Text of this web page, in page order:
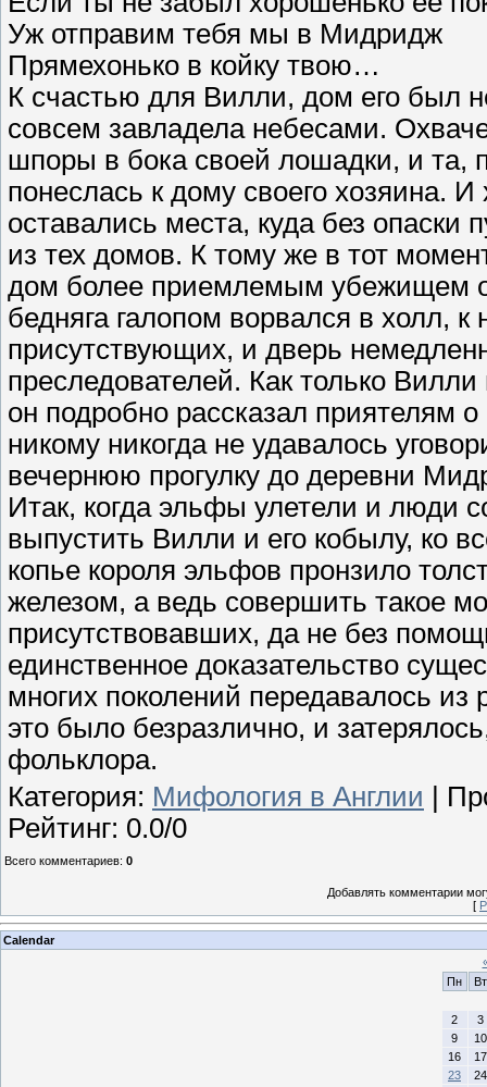
Уж отправим тебя мы в Мидридж
Прямехонько в койку твою…
К счастью для Вилли, дом его был
совсем завладела небесами.
шпоры в бока своей лошадки, и та,
понеслась к дому своего хозяина.
оставались места, куда без опаски
из тех домов. К тому же в тот
дом более приемлемым убежищем
бедняга галопом ворвался в холл,
присутствующих, и дверь
преследователей. Как только
он подробно рассказал приятелям
никому никогда не удавалось
вечернюю прогулку до деревни
Итак, когда эльфы улетели и люди
выпустить Вилли и его кобылу, ко
копье короля эльфов пронзило
железом, а ведь совершить такое
присутствовавших, да не без
единственное доказательство
многих поколений передавалось из
это было безразлично, и
фольклора.
Категория: Мифология в Англии
Рейтинг: 0.0/0
Всего комментариев: 0
Добавлять комментарии
[
Calendar
Пн
Вт
2
3
9
10
16
17
23
24